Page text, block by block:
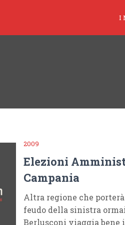
I
2009
Elezioni
Campania
Altra regione che
feudo della sinistra
Berlusconi viaggia bene